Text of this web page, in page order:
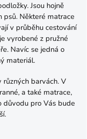
Jsou hojně
Některé matrace
v průběhu cestování
vyrobené z pružné
Navíc se jedná o
materiál.
různých barvách. V
a také matrace,
důvodu pro Vás bude